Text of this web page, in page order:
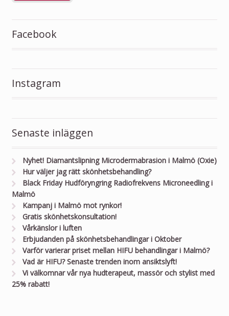
Facebook
Instagram
Senaste inläggen
Nyhet! Diamantslipning Microdermabrasion i Malmö (Oxie)
Hur väljer jag rätt skönhetsbehandling?
Black Friday Hudföryngring Radiofrekvens Microneedling i
Malmö
Kampanj i Malmö mot rynkor!
Gratis skönhetskonsultation!
Vårkänslor i luften
Erbjudanden på skönhetsbehandlingar i Oktober
Varför varierar priset mellan HIFU behandlingar i Malmö?
Vad är HIFU? Senaste trenden inom ansiktslyft!
Vi välkomnar vår nya hudterapeut, massör och stylist med
25% rabatt!